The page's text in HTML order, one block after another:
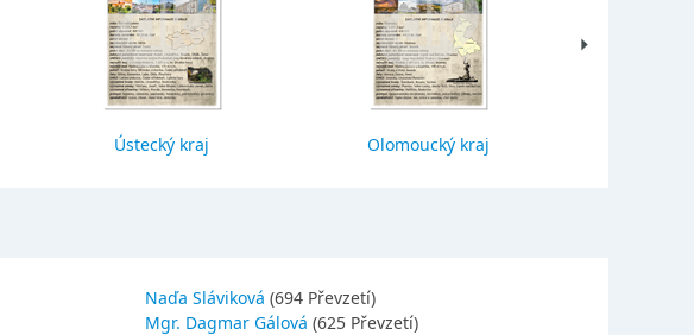
Ústecký kraj Olomoucký kraj
Naďa Sláviková (694 Převzetí)
Mgr. Dagmar Gálová (625 Převzetí)